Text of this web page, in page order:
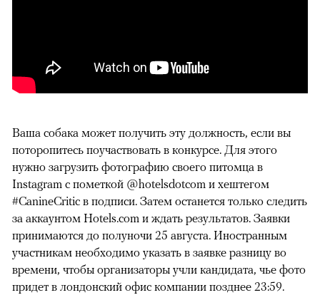
Ваша собака может получить эту должность, если вы
поторопитесь поучаствовать в конкурсе. Для этого
нужно загрузить фотографию своего питомца в
Instagram с пометкой @hotelsdotcom и хештегом
#CanineCritic в подписи. Затем останется только следить
за аккаунтом Hotels.com и ждать результатов. Заявки
принимаются до полуночи 25 августа. Иностранным
участникам необходимо указать в заявке разницу во
времени, чтобы организаторы учли кандидата, чье фото
придет в лондонский офис компании позднее 23:59.